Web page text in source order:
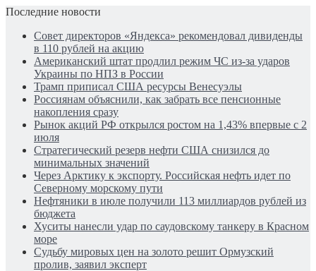
Последние новости
Совет директоров «Яндекса» рекомендовал дивиденды
в 110 рублей на акцию
Американский штат продлил режим ЧС из-за ударов
Украины по НПЗ в России
Трамп приписал США ресурсы Венесуэлы
Россиянам объяснили, как забрать все пенсионные
накопления сразу
Рынок акций РФ открылся ростом на 1,43% впервые с 2
июля
Стратегический резерв нефти США снизился до
минимальных значений
Через Арктику к экспорту. Российская нефть идет по
Северному морскому пути
Нефтяники в июле получили 113 миллиардов рублей из
бюджета
Хуситы нанесли удар по саудовскому танкеру в Красном
море
Судьбу мировых цен на золото решит Ормузский
пролив, заявил эксперт